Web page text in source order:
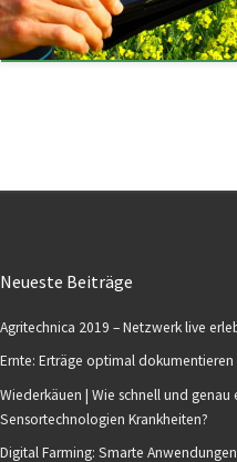
Neueste Beiträge
Agritechnica 2019 – Netzwerk live
Ernte: Erträge optimal dokumentieren
Wiederkäuen | Wie schnell und genau
Sensortechnologien Krankheiten?
Digital Farming: Smarte